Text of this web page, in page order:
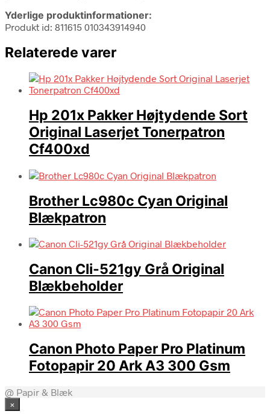
Yderlige produktinformationer:
Produkt id: 811615 010343914940
Relaterede varer
Hp 201x Pakker Højtydende Sort
Original Laserjet Tonerpatron
Cf400xd
Brother Lc980c Cyan Original
Blækpatron
Canon Cli-521gy Grå Original
Blækbeholder
Canon Photo Paper Pro Platinum
Fotopapir 20 Ark A3 300 Gsm
@ Papir & Blæk
×